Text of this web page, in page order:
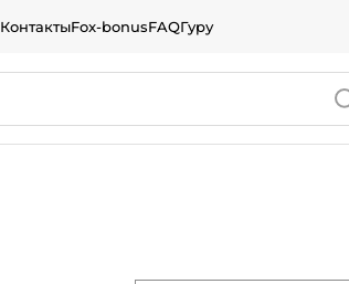
КонтактыFox-bonusFAQГуру